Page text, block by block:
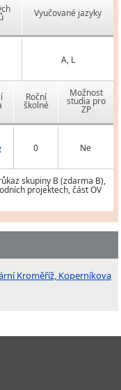
Vyučované jazyky
A, L
Roční
školné
Možnost
studia pro
ZP
0 Ne
skupiny B (zdarma B),
projektech, část OV
Kroměříž, Koperníkova